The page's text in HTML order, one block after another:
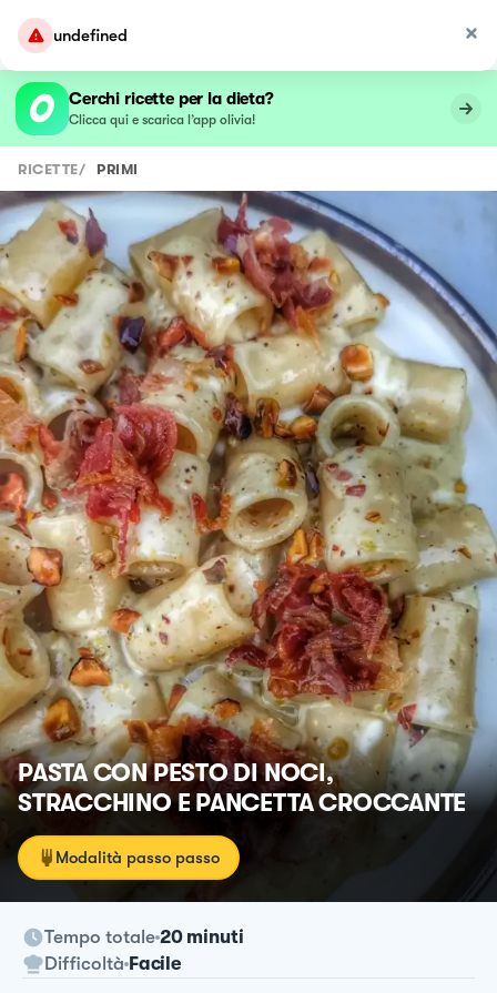
undefined
Cerchi ricette per la dieta?
Clicca qui e scarica l’app olivia!
RICETTE/ PRIMI
PASTA CON PESTO DI NOCI,
STRACCHINO E PANCETTA CROCCANTE
Modalità passo passo
Tempo totale 20 minuti
Difficoltà Facile